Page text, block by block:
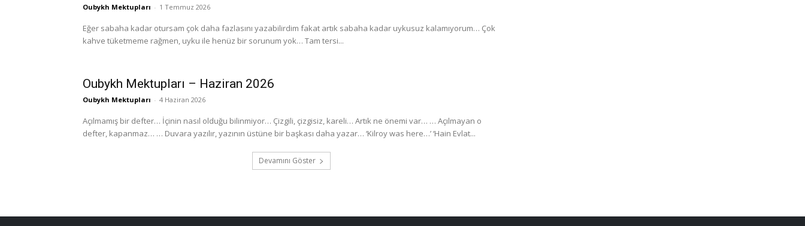
Oubykh Mektupları - 1 Temmuz 2026
Eğer sabaha kadar otursam çok daha fazlasını yazabilirdim fakat artık sabaha kadar uykusuz kalamıyorum… Çok
kahve tüketmeme rağmen, uyku ile henüz bir sorunum yok… Tam tersi...
Oubykh Mektupları – Haziran 2026
Oubykh Mektupları - 4 Haziran 2026
Açılmamış bir defter… İçinin nasıl olduğu bilinmiyor… Çizgili, çizgisiz, kareli… Artık ne önemi var… … Açılmayan o
defter, kapanmaz… … Duvara yazılır, yazının üstüne bir başkası daha yazar… ‘Kilroy was here…’ ‘Hain Evlat...
Devamını Göster